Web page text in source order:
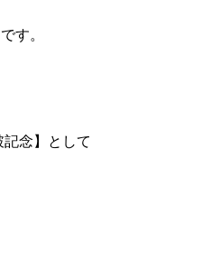
す。
記念】として